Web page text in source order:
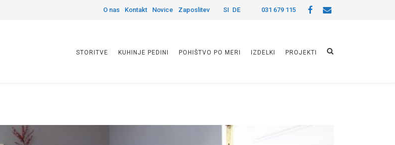
O nas Kontakt Novice Zaposlitev SI DE031 679 115
STORITVE KUHINJE PEDINI POHIŠTVO PO MERI IZDELKI PROJEKTI